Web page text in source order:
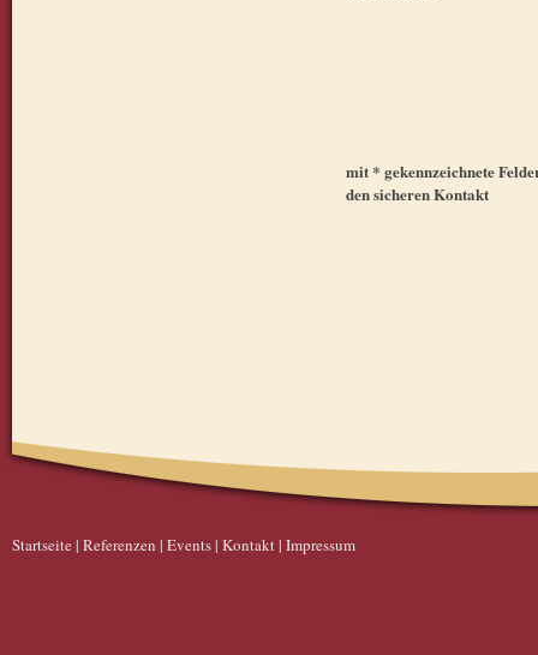
mit * gekennzeichnete
den sicheren Kontakt
Startseite | Referenzen | Events| Kontakt| Impressum